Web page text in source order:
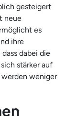
gesteigert
neue
es
ihre
dabei die
stärker auf
weniger